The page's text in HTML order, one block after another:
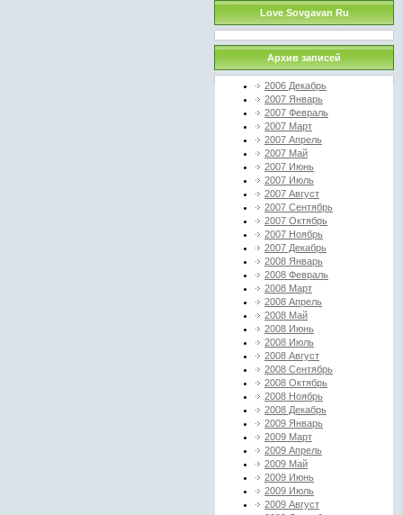
Love Sovgavan Ru
Архив записей
2006 Декабрь
2007 Январь
2007 Февраль
2007 Март
2007 Апрель
2007 Май
2007 Июнь
2007 Июль
2007 Август
2007 Сентябрь
2007 Октябрь
2007 Ноябрь
2007 Декабрь
2008 Январь
2008 Февраль
2008 Март
2008 Апрель
2008 Май
2008 Июнь
2008 Июль
2008 Август
2008 Сентябрь
2008 Октябрь
2008 Ноябрь
2008 Декабрь
2009 Январь
2009 Март
2009 Апрель
2009 Май
2009 Июнь
2009 Июль
2009 Август